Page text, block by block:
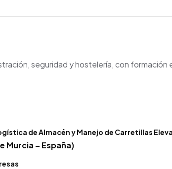
seguridad y hostelería, con
de Almacén y Manejo de Carretillas
Murcia – España)